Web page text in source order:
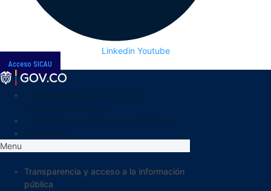
Linkedin Youtube
Acceso SICAU
Menu
Transparencia y acceso a la información
pública